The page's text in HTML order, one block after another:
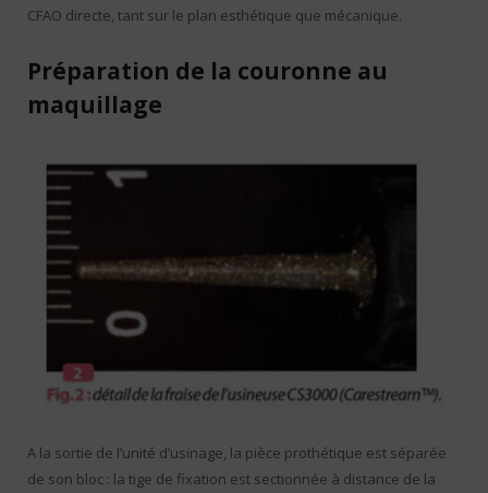
CFAO directe, tant sur le plan esthétique que mécanique.
Préparation de la couronne au
maquillage
A la sortie de l’unité d’usinage, la pièce prothétique est séparée
de son bloc : la tige de fixation est sectionnée à distance de la